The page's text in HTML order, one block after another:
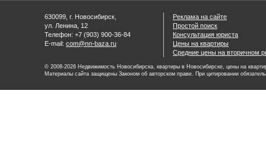
630099, г. Новосибирск,
ул. Ленина, 12
Телефон: +7 (903) 900-36-84
E-mail: com@nn-baza.ru
Реклама на сайте
Простой поиск
Консультация юриста
Цены на квартиры
Средние цены на вторичном
© 2008-2026 Недвижимость Новосибирска, квартиры в Новосибирске, цены на
Материалы сайта защищены Законом об авторском праве. При цитировании